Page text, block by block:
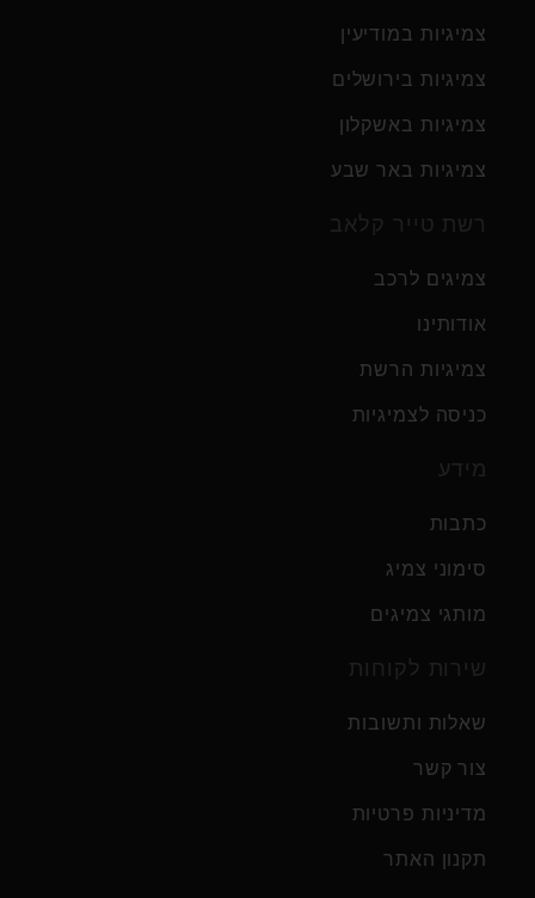
צמיגיות במודיעין
צמיגיות בירושלים
צמיגיות באשקלון
צמיגיות באר שבע
רשת טייר קלאב
צמיגים לרכב
אודותינו
צמיגיות הרשת
כניסה לצמיגיות
מידע
כתבות
סימוני צמיג
מותגי צמיגים
שירות לקוחות
שאלות ותשובות
צור קשר
מדיניות פרטיות
תקנון האתר